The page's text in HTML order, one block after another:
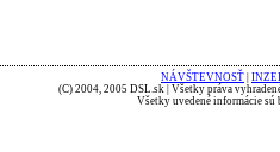
NÁVŠTEVNOSŤ
(C) 2004, 2005 DSL.sk | Všetky práva
Všetky uvedené informácie sú